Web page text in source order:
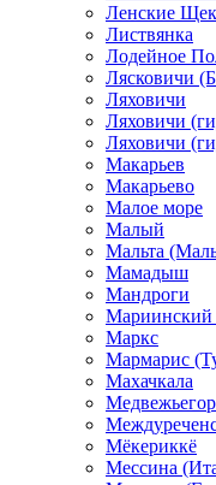
Ленские
Листвянка
Лодейное
Лясковичи
Ляховичи
Ляховичи
Ляховичи
Макарьев
Макарьево
Малое море
Малый
Мальта
Мамадыш
Мандроги
Мариинский
Маркс
Мармарис
Махачкала
Мёкериккё
Мессина